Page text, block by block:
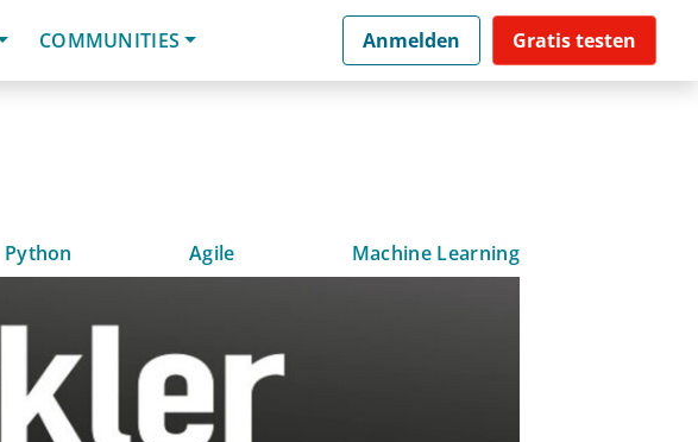
COMMUNITIES Anmelden Gratis testen
Python Agile Machine Learning